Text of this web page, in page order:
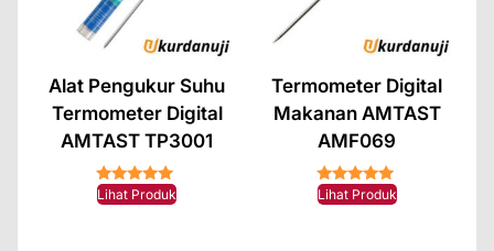
Alat Pengukur Suhu
Termometer Digital
AMTAST TP3001
★★★★★
Lihat Produk
Termometer Digital
Makanan AMTAST
AMF069
★★★★★
Lihat Produk